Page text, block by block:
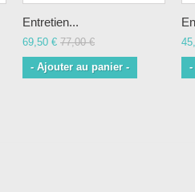
Entretien...
69,50 € 77,00 €
- Ajouter au panier - -